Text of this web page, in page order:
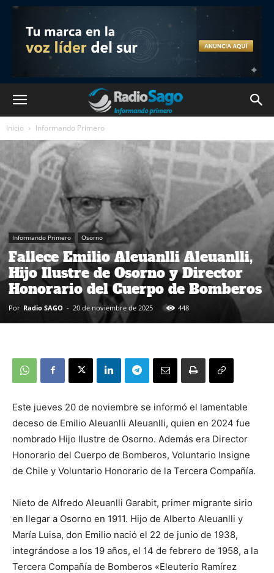
Inicio Informando Primero
Informando Primero Osorno
Fallece Emilio Aleuanlli Aleuanlli,
Hijo Ilustre de Osorno y Director
Honorario del Cuerpo de Bomberos
Por Radio SAGO - 20 de noviembre de 2025 448
Este jueves 20 de noviembre se informó el lamentable
deceso de Emilio Aleuanlli Aleuanlli, quien en 2024 fue
nombrado Hijo Ilustre de Osorno. Además era Director
Honorario del Cuerpo de Bomberos, Voluntario Insigne
de Chile y Voluntario Honorario de la Tercera Compañía.
Nieto de Alfredo Aleuanlli Garabit, primer migrante sirio
en llegar a Osorno en 1911. Hijo de Alberto Aleuanlli y
María Luisa, don Emilio nació el 22 de junio de 1938,
integrándose a los 19 años, el 14 de febrero de 1958, a la
Tercera Compañía de Bomberos «Eleuterio Ramírez